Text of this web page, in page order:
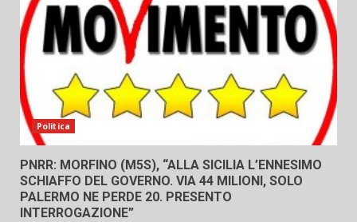
Politica
PNRR: MORFINO (M5S), “ALLA SICILIA L’ENNESIMO
SCHIAFFO DEL GOVERNO. VIA 44 MILIONI, SOLO
PALERMO NE PERDE 20. PRESENTO
INTERROGAZIONE”